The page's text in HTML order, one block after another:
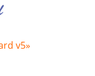
v5»